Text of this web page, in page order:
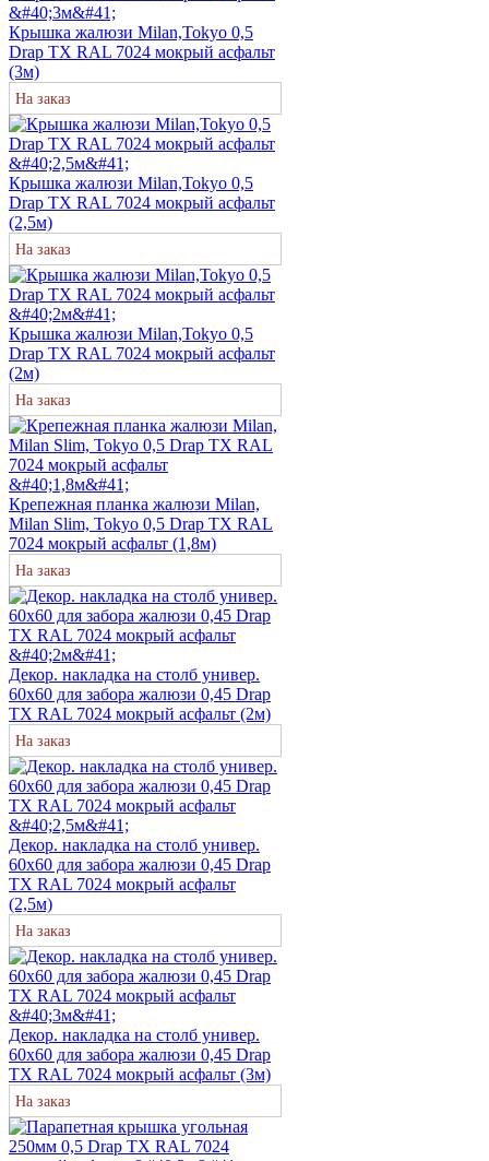
Крышка жалюзи Milan,Tokyo 0,5
Drap TX RAL 7024 мокрый асфальт
(3м)
На заказ
Крышка жалюзи Milan,Tokyo 0,5
Drap TX RAL 7024 мокрый асфальт
(2,5м)
На заказ
Крышка жалюзи Milan,Tokyo 0,5
Drap TX RAL 7024 мокрый асфальт
(2м)
На заказ
Крепежная планка жалюзи Milan,
Milan Slim, Tokyo 0,5 Drap TX RAL
7024 мокрый асфальт (1,8м)
На заказ
Декор. накладка на столб универ.
60х60 для забора жалюзи 0,45 Drap
TX RAL 7024 мокрый асфальт (2м)
На заказ
Декор. накладка на столб универ.
60х60 для забора жалюзи 0,45 Drap
TX RAL 7024 мокрый асфальт
(2,5м)
На заказ
Декор. накладка на столб универ.
60х60 для забора жалюзи 0,45 Drap
TX RAL 7024 мокрый асфальт (3м)
На заказ